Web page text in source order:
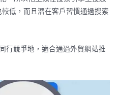
低，而且潛在客戶習慣通過搜索
行競爭地，適合通過外貿網站推